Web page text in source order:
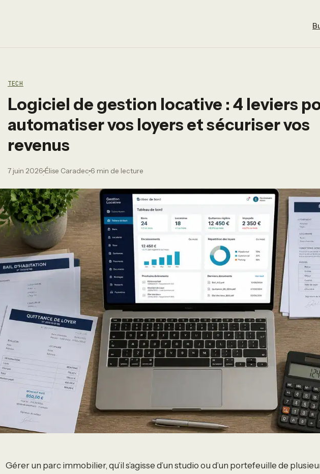
TECH
Logiciel de gestion locative : 4 leviers
automatiser vos loyers et sécuriser vos
revenus
7 juin 2026
·
Élise Caradec
·
6 min de lecture
Gérer un parc immobilier, qu’il s’agisse d’un studio ou d’un portefeuille de